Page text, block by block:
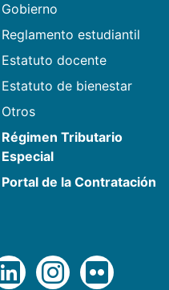
Gobierno
Reglamento estudiantil
Estatuto docente
Estatuto de bienestar
Otros
Régimen Tributario
Especial
Portal de la Contratación